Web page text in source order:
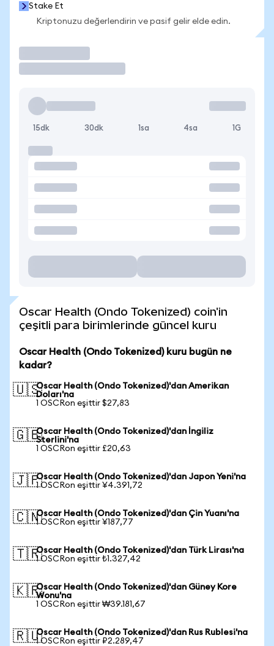
Stake Et
Kriptonuzu değerlendirin ve pasif gelir elde edin.
15dk 30dk 1sa 4sa 1G
Oscar Health (Ondo Tokenized) coin'in
çeşitli para birimlerinde güncel kuru
Oscar Health (Ondo Tokenized) kuru bugün ne
kadar?
🇺🇸Oscar Health (Ondo Tokenized)'dan Amerikan
Doları'na
1 OSCRon eşittir $27,83
🇬🇧Oscar Health (Ondo Tokenized)'dan İngiliz
Sterlini'na
1 OSCRon eşittir £20,63
🇯🇵Oscar Health (Ondo Tokenized)'dan Japon Yeni'na
1 OSCRon eşittir ¥4.391,72
🇨🇳Oscar Health (Ondo Tokenized)'dan Çin Yuanı'na
1 OSCRon eşittir ¥187,77
🇹🇷Oscar Health (Ondo Tokenized)'dan Türk Lirası'na
1 OSCRon eşittir ₺1.327,42
🇰🇷Oscar Health (Ondo Tokenized)'dan Güney Kore
Wonu'na
1 OSCRon eşittir ₩39.181,67
🇷🇺Oscar Health (Ondo Tokenized)'dan Rus Rublesi'na
1 OSCRon eşittir ₽2.289,47